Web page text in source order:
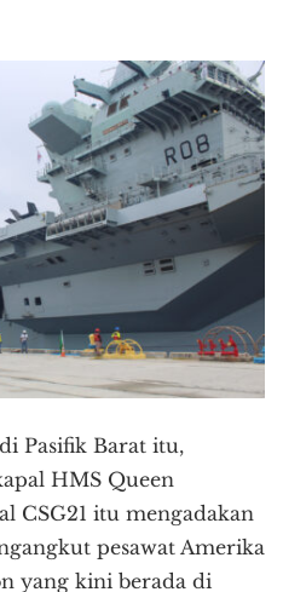
Pasifik Barat itu,
HMS Queen
CSG21 itu mengadakan
pesawat Amerika
yang kini berada di